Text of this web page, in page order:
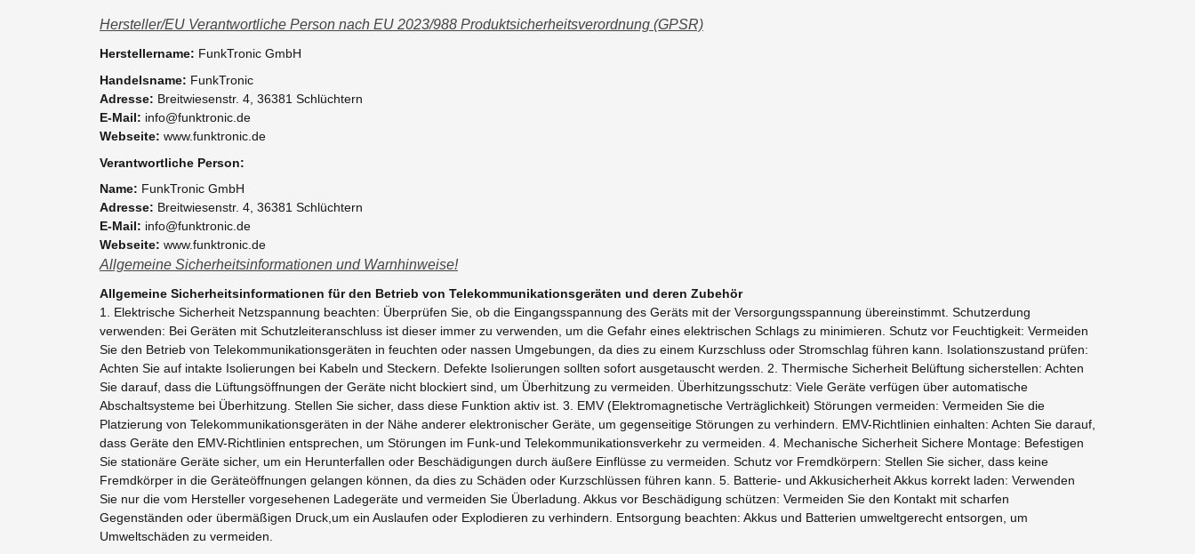
Hersteller/EU Verantwortliche Person nach EU 2023/988 Produktsicherheitsverordnung (GPSR)
Herstellername: FunkTronic GmbH
Handelsname: FunkTronic
Adresse: Breitwiesenstr. 4, 36381 Schlüchtern
E-Mail: info@funktronic.de
Webseite: www.funktronic.de
Verantwortliche Person:
Name: FunkTronic GmbH
Adresse: Breitwiesenstr. 4, 36381 Schlüchtern
E-Mail: info@funktronic.de
Webseite: www.funktronic.de
Allgemeine Sicherheitsinformationen und Warnhinweise!
Allgemeine Sicherheitsinformationen für den Betrieb von Telekommunikationsgeräten und deren Zubehör
1. Elektrische Sicherheit Netzspannung beachten: Überprüfen Sie, ob die Eingangsspannung des Geräts mit der Versorgungsspannung übereinstimmt. Schutzerdung
verwenden: Bei Geräten mit Schutzleiteranschluss ist dieser immer zu verwenden, um die Gefahr eines elektrischen Schlags zu minimieren. Schutz vor Feuchtigkeit: Vermeiden
Sie den Betrieb von Telekommunikationsgeräten in feuchten oder nassen Umgebungen, da dies zu einem Kurzschluss oder Stromschlag führen kann. Isolationszustand prüfen:
Achten Sie auf intakte Isolierungen bei Kabeln und Steckern. Defekte Isolierungen sollten sofort ausgetauscht werden. 2. Thermische Sicherheit Belüftung sicherstellen: Achten
Sie darauf, dass die Lüftungsöffnungen der Geräte nicht blockiert sind, um Überhitzung zu vermeiden. Überhitzungsschutz: Viele Geräte verfügen über automatische
Abschaltsysteme bei Überhitzung. Stellen Sie sicher, dass diese Funktion aktiv ist. 3. EMV (Elektromagnetische Verträglichkeit) Störungen vermeiden: Vermeiden Sie die
Platzierung von Telekommunikationsgeräten in der Nähe anderer elektronischer Geräte, um gegenseitige Störungen zu verhindern. EMV-Richtlinien einhalten: Achten Sie darauf,
dass Geräte den EMV-Richtlinien entsprechen, um Störungen im Funk-und Telekommunikationsverkehr zu vermeiden. 4. Mechanische Sicherheit Sichere Montage: Befestigen
Sie stationäre Geräte sicher, um ein Herunterfallen oder Beschädigungen durch äußere Einflüsse zu vermeiden. Schutz vor Fremdkörpern: Stellen Sie sicher, dass keine
Fremdkörper in die Geräteöffnungen gelangen können, da dies zu Schäden oder Kurzschlüssen führen kann. 5. Batterie- und Akkusicherheit Akkus korrekt laden: Verwenden
Sie nur die vom Hersteller vorgesehenen Ladegeräte und vermeiden Sie Überladung. Akkus vor Beschädigung schützen: Vermeiden Sie den Kontakt mit scharfen
Gegenständen oder übermäßigen Druck,um ein Auslaufen oder Explodieren zu verhindern. Entsorgung beachten: Akkus und Batterien umweltgerecht entsorgen, um
Umweltschäden zu vermeiden.